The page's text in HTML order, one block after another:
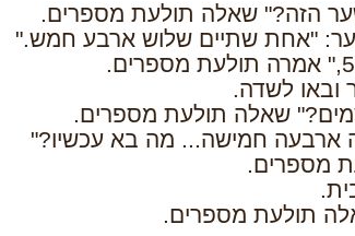
הזה?" שאלה תולעת מספרים.
"אחת שתיים שלוש ארבע חמש."
לשדה.
שאלה תולעת מספרים.
ארבעה חמישה... מה בא עכשיו?"
תולעת מספרים.